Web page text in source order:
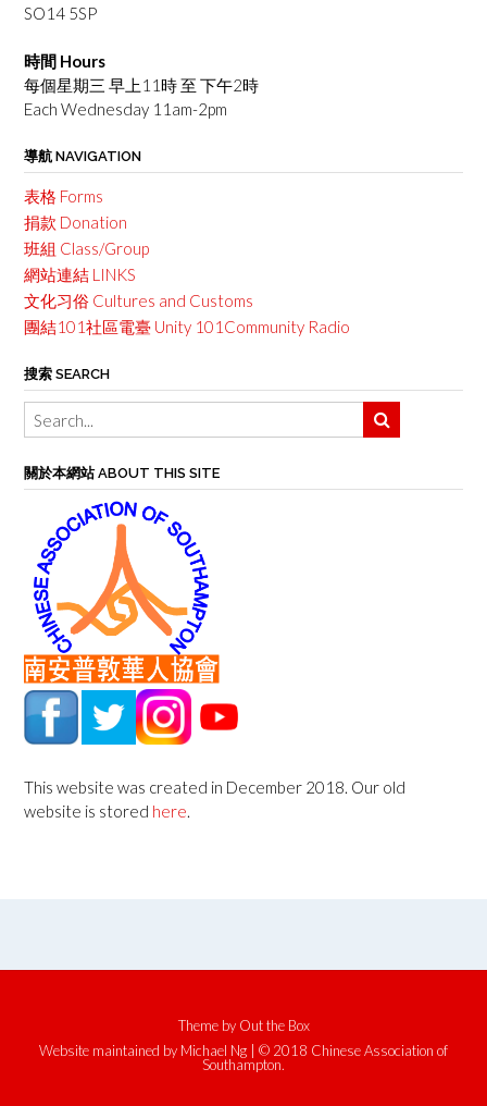
SO14 5SP
時間 Hours
每個星期三 早上11時 至 下午2時
Each Wednesday 11am-2pm
導航 NAVIGATION
表格 Forms
捐款 Donation
班組 Class/Group
網站連結 LINKS
文化习俗 Cultures and Customs
團結101社區電臺 Unity 101Community Radio
搜索 SEARCH
關於本網站 ABOUT THIS SITE
This website was created in December 2018. Our old
website is stored here.
Theme by Out the Box
Website maintained by Michael Ng | © 2018 Chinese Association of
Southampton.